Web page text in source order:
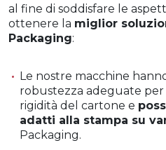
al fine di soddisfare le
ottenere la miglior
Packaging:
Le nostre macchine
robustezza adeguate
rigidità del cartone e
adatti alla stampa su
Packaging.